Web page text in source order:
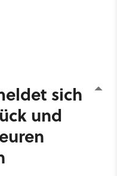
sich
und